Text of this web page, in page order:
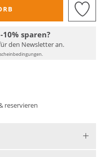
10% sparen?
den Newsletter an.
reservieren